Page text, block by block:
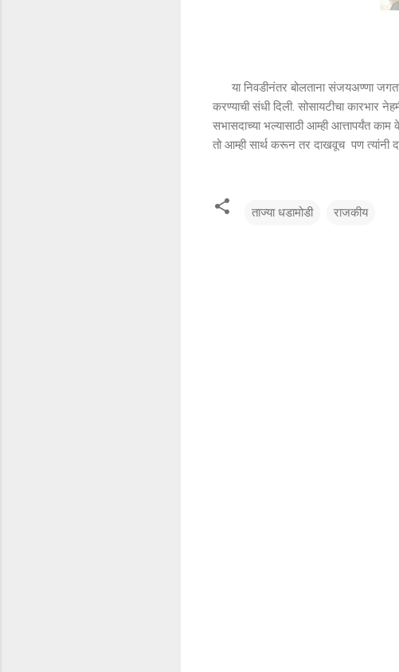
या निवडीनंतर बोलताना संजयअण्णा
करण्याची संधी दिली. सोसायटीचा कारभार
सभासदाच्या भल्यासाठी आम्ही आत्तापर्यंत
तो आम्ही सार्थ करून तर दाखवूच पण त्यांनी
ताज्या धडामोडी राजकीय